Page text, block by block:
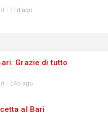
11d ago
Grazie di tutto
14d ago
al Bari